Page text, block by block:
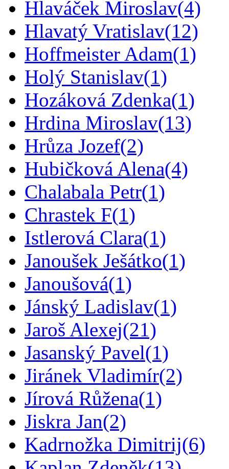
Hlaváček Miroslav(4)
Hlavatý Vratislav(12)
Hoffmeister Adam(1)
Holý Stanislav(1)
Hozáková Zdenka(1)
Hrdina Miroslav(13)
Hrůza Jozef(2)
Hubičková Alena(4)
Chalabala Petr(1)
Chrastek F(1)
Istlerová Clara(1)
Janoušek Ješátko(1)
Janoušová(1)
Jánský Ladislav(1)
Jaroš Alexej(21)
Jasanský Pavel(1)
Jiránek Vladimír(2)
Jírová Růžena(1)
Jiskra Jan(2)
Kadrnožka Dimitrij(6)